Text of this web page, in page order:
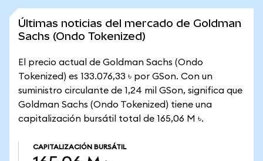
Últimas noticias del mercado de Goldman
Sachs (Ondo Tokenized)
El precio actual de Goldman Sachs (Ondo
Tokenized) es 133.076,33 ৳ por GSon. Con un
suministro circulante de 1,24 mil GSon, significa que
Goldman Sachs (Ondo Tokenized) tiene una
capitalización bursátil total de 165,06 M ৳.
CAPITALIZACIÓN BURSÁTIL